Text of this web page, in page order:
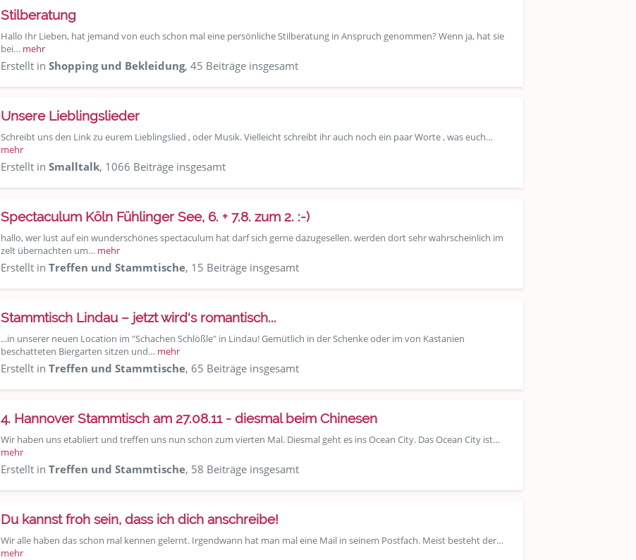
Stilberatung
Hallo Ihr Lieben, hat jemand von euch schon mal eine persönliche Stilberatung in Anspruch genommen? Wenn ja, hat sie
bei… mehr
Erstellt in Shopping und Bekleidung, 45 Beiträge insgesamt
Unsere Lieblingslieder
Schreibt uns den Link zu eurem Lieblingslied , oder Musik. Vielleicht schreibt ihr auch noch ein paar Worte , was euch…
mehr
Erstellt in Smalltalk, 1066 Beiträge insgesamt
Spectaculum Köln Fühlinger See, 6. + 7.8. zum 2. :-)
hallo, wer lust auf ein wunderschönes spectaculum hat darf sich gerne dazugesellen. werden dort sehr wahrscheinlich im
zelt übernachten um… mehr
Erstellt in Treffen und Stammtische, 15 Beiträge insgesamt
Stammtisch Lindau – jetzt wird's romantisch...
...in unserer neuen Location im "Schachen Schlößle" in Lindau! Gemütlich in der Schenke oder im von Kastanien
beschatteten Biergarten sitzen und… mehr
Erstellt in Treffen und Stammtische, 65 Beiträge insgesamt
4. Hannover Stammtisch am 27.08.11 - diesmal beim Chinesen
Wir haben uns etabliert und treffen uns nun schon zum vierten Mal. Diesmal geht es ins Ocean City. Das Ocean City ist…
mehr
Erstellt in Treffen und Stammtische, 58 Beiträge insgesamt
Du kannst froh sein, dass ich dich anschreibe!
Wir alle haben das schon mal kennen gelernt. Irgendwann hat man mal eine Mail in seinem Postfach. Meist besteht der…
mehr